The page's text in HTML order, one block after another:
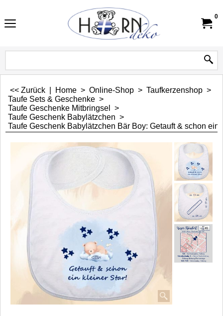
0
<< Zurück Home > Online-Shop > Taufkerzenshop >
Taufe Sets & Geschenke >
Taufe Geschenke Mitbringsel
>
Taufe Geschenk Babylätzchen >
Taufe Geschenk Babylätzchen Bär Boy: Getauft & schon ein